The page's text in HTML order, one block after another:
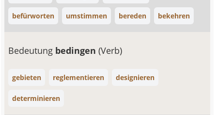
befürworten umstimmen bereden bekehren
Bedeutung bedingen(Verb)
gebieten reglementieren designieren
determinieren